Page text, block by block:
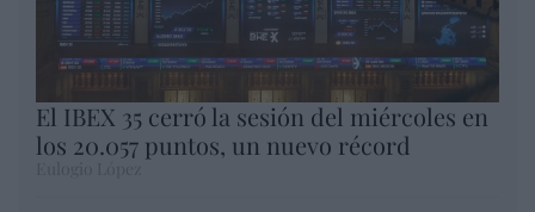
El IBEX 35 cerró la sesión del miércoles en
los 20.057 puntos, un nuevo récord